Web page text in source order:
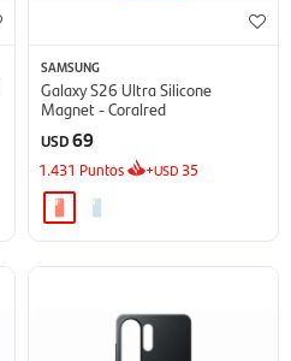
SAMSUNG
Galaxy S26 Ultra Silicone
Magnet - Coralred
USD69
1.431 Puntos +USD 35